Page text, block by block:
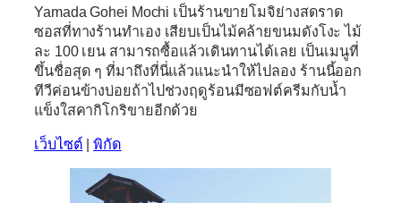
Yamada Gohei Mochi เป็นร้านขายโมจิย่างสดราด
ซอสที่ทางร้านทำเอง เสียบเป็นไม้คล้ายขนมดังโงะ ไม้
ละ 100 เยน สามารถซื้อแล้วเดินทานได้เลย เป็นเมนูที่
ขึ้นชื่อสุด ๆ ที่มาถึงที่นี่แล้วแนะนำให้ไปลอง ร้านนี้ออก
ทีวีค่อนข้างบ่อยถ้าไปช่วงฤดูร้อนมีซอฟต์ครีมกับน้ำ
แข็งใสคากิโกริขายอีกด้วย
เว็บไซต์ |พิกัด